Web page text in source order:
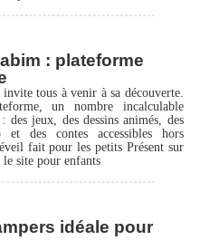
: plateforme
tous à venir à sa découverte.
un nombre incalculable
jeux, des dessins animés, des
et des contes accessibles hors
fait pour les petits Présent sur
site pour enfants
idéale pour